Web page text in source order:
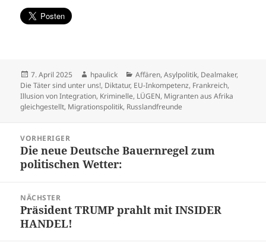
Veröffentlicht
am
7. April 2025 Autor
hpaulick Kategorien
Affären,Asylpolitik, Dealmaker,
Die Täter sind unter uns!, Diktatur, EU-Inkompetenz, Frankreich,
Illusion von Integration, Kriminelle, LÜGEN, Migranten aus Afrika
gleichgestellt, Migrationspolitik, Russlandfreunde
VORHERIGER
Vorheriger
Beitrag:
Die neue Deutsche Bauernregel zum
politischen Wetter:
NÄCHSTER
Nächster
Beitrag:
Präsident TRUMP prahlt mit INSIDER
HANDEL!